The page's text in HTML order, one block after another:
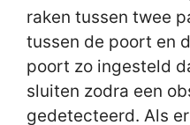
raken tussen twee
tussen de poort en
poort zo ingesteld
sluiten zodra een
gedetecteerd. Als